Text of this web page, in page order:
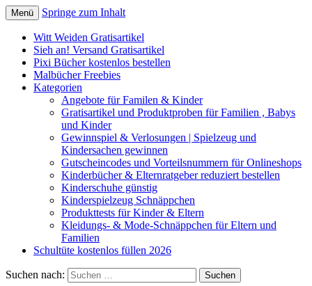
SparZwerge.de
für Eltern
Menü Springe zum Inhalt
Witt Weiden Gratisartikel
Sieh an! Versand Gratisartikel
Pixi Bücher kostenlos bestellen
Malbücher Freebies
Kategorien
Angebote für Familen & Kinder
Gratisartikel und Produktproben für Familien , Babys
und Kinder
Gewinnspiel & Verlosungen | Spielzeug und
Kindersachen gewinnen
Gutscheincodes und Vorteilsnummern für Onlineshops
Kinderbücher & Elternratgeber reduziert bestellen
Kinderschuhe günstig
Kinderspielzeug Schnäppchen
Produkttests für Kinder & Eltern
Kleidungs- & Mode-Schnäppchen für Eltern und
Familien
Schultüte kostenlos füllen 2026
Suchen nach: